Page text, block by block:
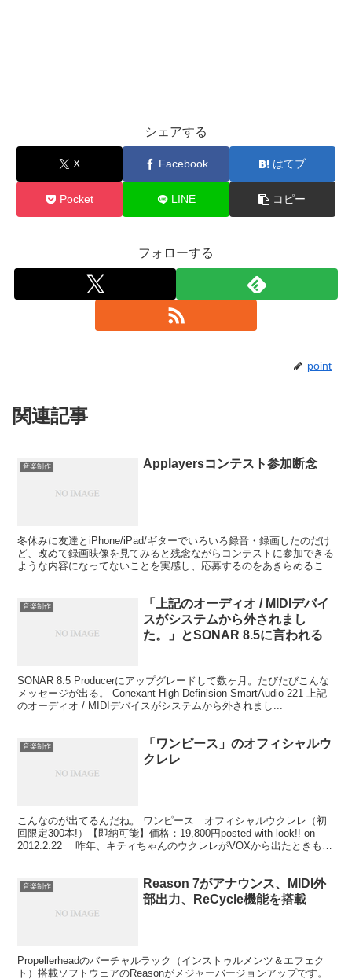
シェアする
X Facebook はてブ
Pocket LINE コピー
フォローする
point
関連記事
音楽制作 Applayersコンテスト参加断念
冬休みに友達とiPhone/iPad/ギターでいろいろ録音・録画したのだけ
ど、改めて録画映像を見てみると残念ながらコンテストに参加できる
ような内容になってないことを実感し、応募するのをあきらめること
音楽制作
「上記のオーディオ / MIDIデバイ
スがシステムから外されまし
た。」とSONAR 8.5に言われる
SONAR 8.5 Producerにアップグレードして数ヶ月。たびたびこんな
メッセージが出る。 Conexant High Definision SmartAudio 221 上記
のオーディオ / MIDIデバイスがシステムから外されまし...
音楽制作
「ワンピース」のオフィシャルウ
クレレ
こんなのが出てるんだね。 ワンピース オフィシャルウクレレ（初
回限定300本!）【即納可能】価格：19,800円posted with look!! on
2012.2.22 昨年、キティちゃんのウクレレがVOXから出たときも驚
音楽制作
Reason 7がアナウンス、MIDI外
部出力、ReCycle機能を搭載
Propellerheadのバーチャルラック（インストゥルメンツ＆エフェク
ト）搭載ソフトウェアのReasonがメジャーバージョンアップです。